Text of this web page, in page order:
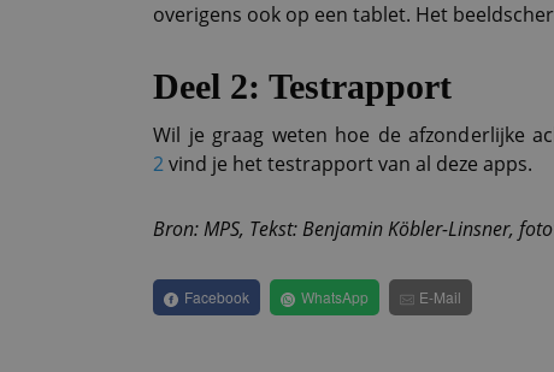
overigens ook op een tablet. Het
Deel 2: Testrapport
Wil je graag weten hoe de afzonderlijke
2vind je het testrapport van al deze apps.
Bron: MPS, Tekst: Benjamin Köbler-Linsner,
Facebook WhatsApp E-Mail